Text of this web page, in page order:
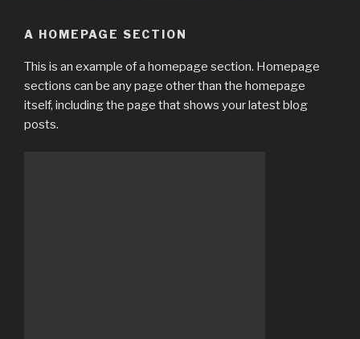
A HOMEPAGE SECTION
This is an example of a homepage section. Homepage
sections can be any page other than the homepage
itself, including the page that shows your latest blog
posts.